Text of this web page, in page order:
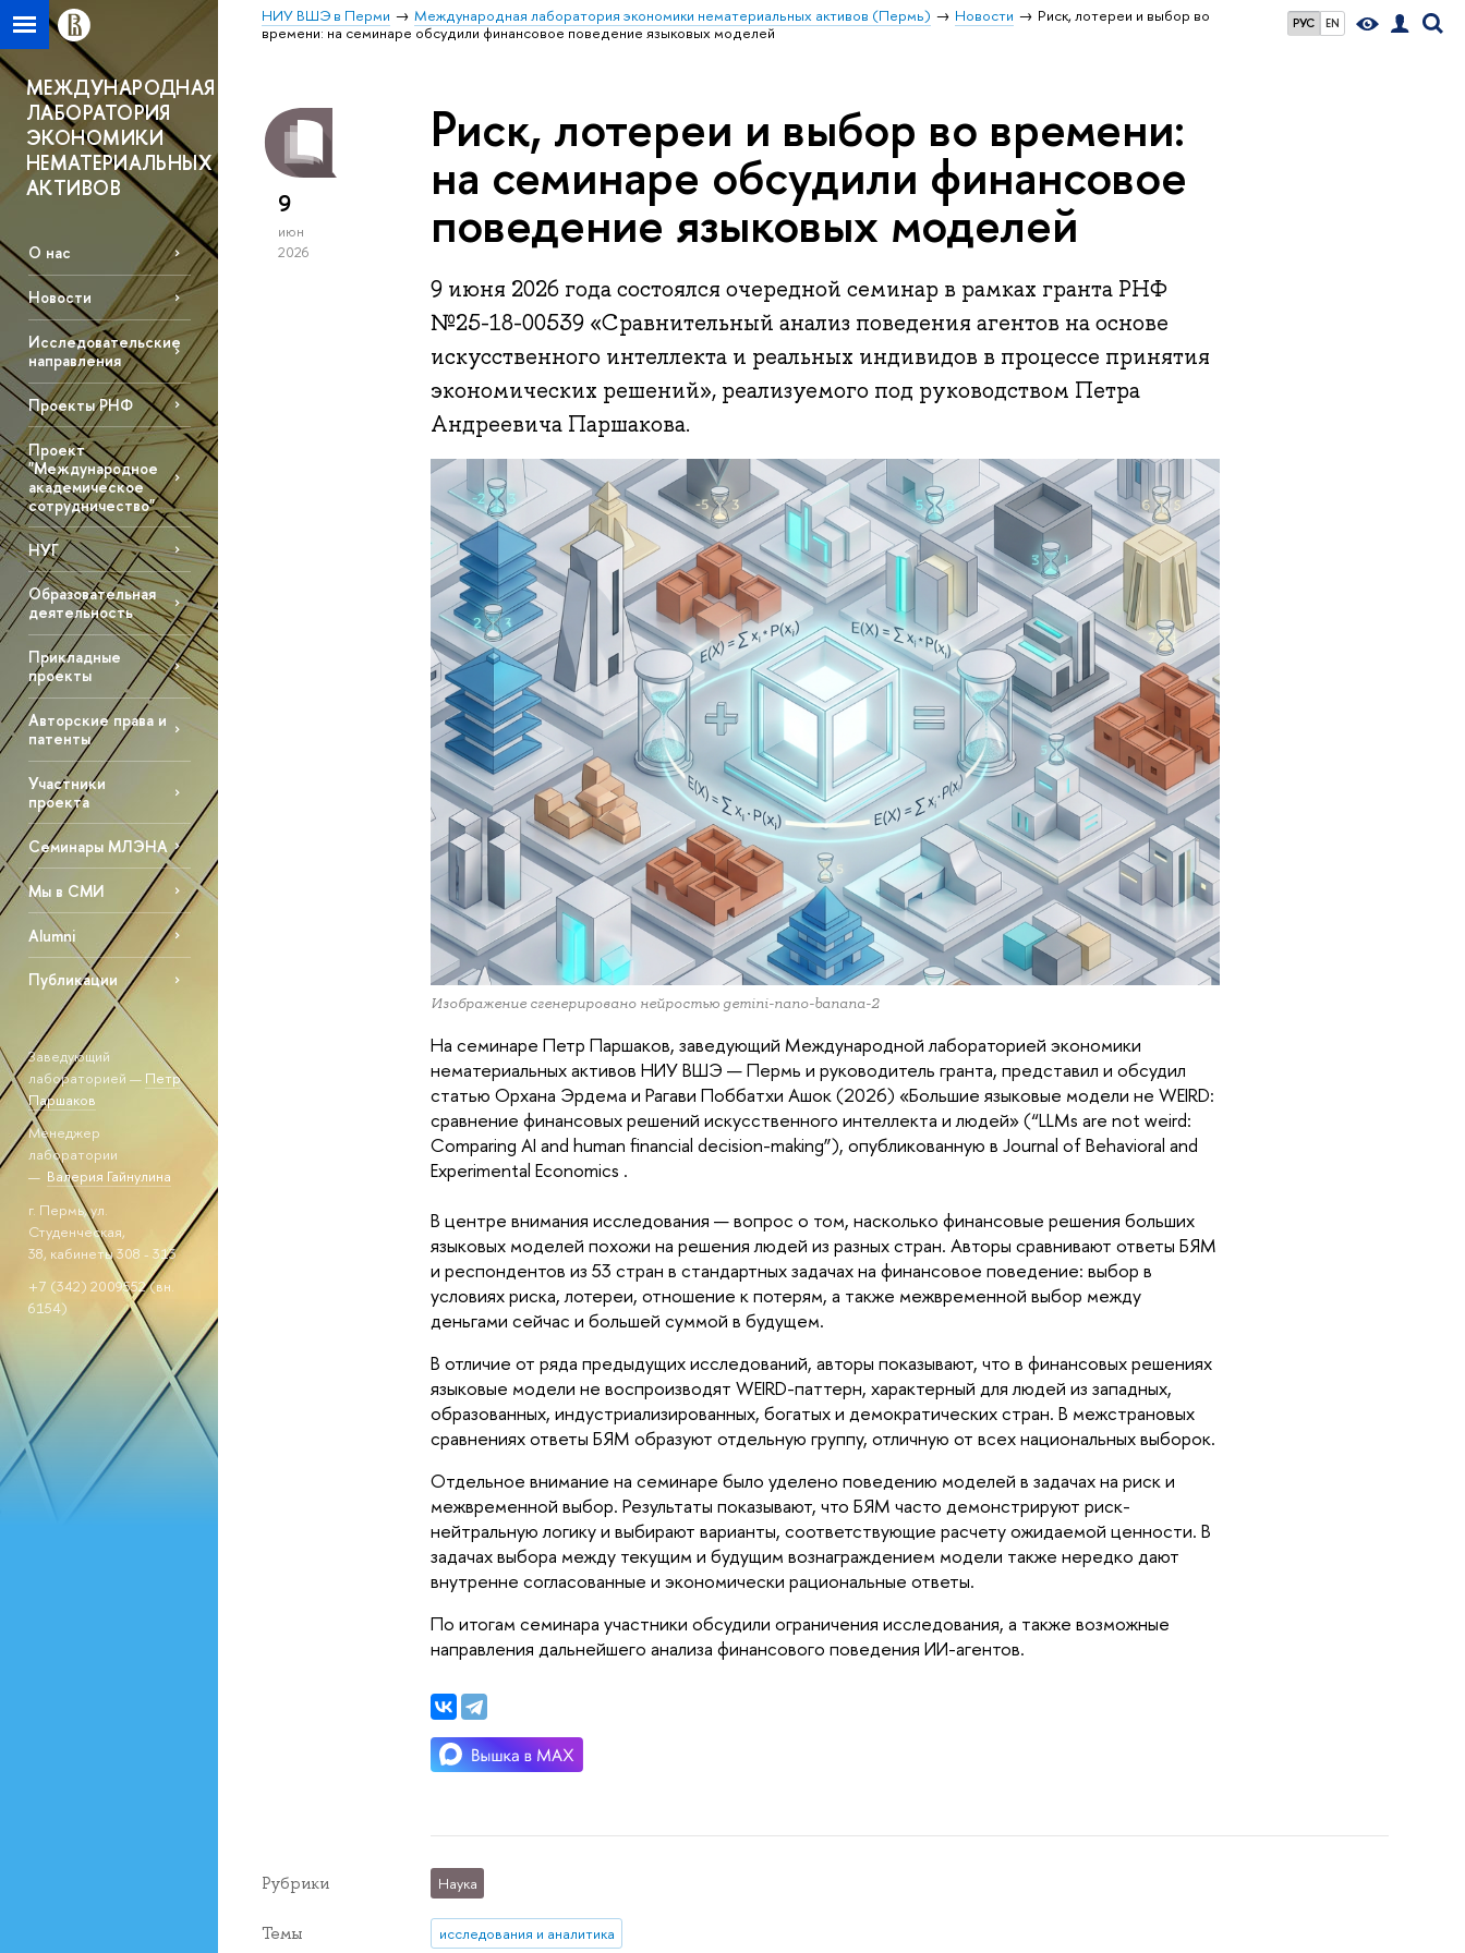
РУС EN
НИУ ВШЭ в Перми Международная лаборатория экономики нематериальных активов (Пермь) Новости
Риск, лотереи и выбор во
времени: на семинаре обсудили финансовое поведение языковых моделей
МЕЖДУНАРОДНАЯ
ЛАБОРАТОРИЯ
ЭКОНОМИКИ
НЕМАТЕРИАЛЬНЫХ
АКТИВОВ
О нас
Новости
Исследовательские
направления
Проекты РНФ
Проект
"Международное
академическое
сотрудничество"
НУГ
Образовательная
деятельность
Прикладные
проекты
Авторские права и
патенты
Участники
проекта
Семинары МЛЭНА
Мы в СМИ
Alumni
Публикации
Заведующий
лабораторией — Петр
Паршаков
Менеджер
лаборатории
— Валерия Гайнулина
г. Пермь, ул.
Студенческая,
38, кабинеты 308 - 313
+7 (342) 2009552 (вн.
6154)
9
июн
2026
Риск, лотереи и выбор во времени:
на семинаре обсудили финансовое
поведение языковых моделей
9 июня 2026 года состоялся очередной семинар в рамках гранта РНФ
№25-18-00539 «Сравнительный анализ поведения агентов на основе
искусственного интеллекта и реальных индивидов в процессе принятия
экономических решений», реализуемого под руководством Петра
Андреевича Паршакова.
Изображение сгенерировано нейростью gemini-nano-banana-2
На семинаре Петр Паршаков, заведующий Международной лабораторией экономики
нематериальных активов НИУ ВШЭ — Пермь и руководитель гранта, представил и обсудил
статью Орхана Эрдемa и Рагави Поббатхи Ашок (2026) «Большие языковые модели не WEIRD:
сравнение финансовых решений искусственного интеллекта и людей» (“LLMs are not weird:
Comparing AI and human financial decision-making”), опубликованную в Journal of Behavioral and
Experimental Economics .
В центре внимания исследования — вопрос о том, насколько финансовые решения больших
языковых моделей похожи на решения людей из разных стран. Авторы сравнивают ответы БЯМ
и респондентов из 53 стран в стандартных задачах на финансовое поведение: выбор в
условиях риска, лотереи, отношение к потерям, а также межвременной выбор между
деньгами сейчас и большей суммой в будущем.
В отличие от ряда предыдущих исследований, авторы показывают, что в финансовых решениях
языковые модели не воспроизводят WEIRD-паттерн, характерный для людей из западных,
образованных, индустриализированных, богатых и демократических стран. В межстрановых
сравнениях ответы БЯМ образуют отдельную группу, отличную от всех национальных выборок.
Отдельное внимание на семинаре было уделено поведению моделей в задачах на риск и
межвременной выбор. Результаты показывают, что БЯМ часто демонстрируют риск-
нейтральную логику и выбирают варианты, соответствующие расчету ожидаемой ценности. В
задачах выбора между текущим и будущим вознаграждением модели также нередко дают
внутренне согласованные и экономически рациональные ответы.
По итогам семинара участники обсудили ограничения исследования, а также возможные
направления дальнейшего анализа финансового поведения ИИ-агентов.
Рубрики Наука
Темы исследования и аналитика